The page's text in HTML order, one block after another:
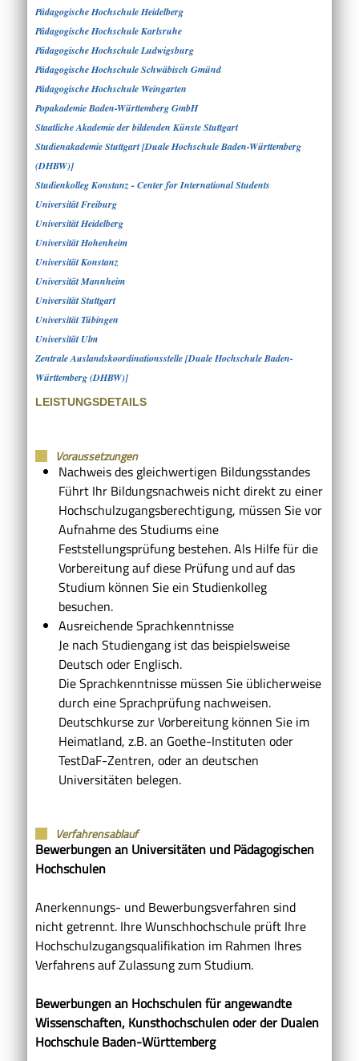
Pädagogische Hochschule Heidelberg
Pädagogische Hochschule Karlsruhe
Pädagogische Hochschule Ludwigsburg
Pädagogische Hochschule Schwäbisch Gmünd
Pädagogische Hochschule Weingarten
Popakademie Baden-Württemberg GmbH
Staatliche Akademie der bildenden Künste Stuttgart
Studienakademie Stuttgart [Duale Hochschule Baden-Württemberg
(DHBW)]
Studienkolleg Konstanz - Center for International Students
Universität Freiburg
Universität Heidelberg
Universität Hohenheim
Universität Konstanz
Universität Mannheim
Universität Stuttgart
Universität Tübingen
Universität Ulm
Zentrale Auslandskoordinationsstelle [Duale Hochschule Baden-
Württemberg (DHBW)]
LEISTUNGSDETAILS
Voraussetzungen
Nachweis des gleichwertigen Bildungsstandes
Führt Ihr Bildungsnachweis nicht direkt zu einer
Hochschulzugangsberechtigung, müssen Sie vor
Aufnahme des Studiums eine
Feststellungsprüfung bestehen. Als Hilfe für die
Vorbereitung auf diese Prüfung und auf das
Studium können Sie ein Studienkolleg
besuchen.
Ausreichende Sprachkenntnisse
Je nach Studiengang ist das beispielsweise
Deutsch oder Englisch.
Die Sprachkenntnisse müssen Sie üblicherweise
durch eine Sprachprüfung nachweisen.
Deutschkurse zur Vorbereitung können Sie im
Heimatland, z.B. an Goethe-Instituten oder
TestDaF-Zentren, oder an deutschen
Universitäten belegen.
Verfahrensablauf
Bewerbungen an Universitäten und Pädagogischen
Hochschulen
Anerkennungs- und Bewerbungsverfahren sind
nicht getrennt. Ihre Wunschhochschule prüft Ihre
Hochschulzugangsqualifikation im Rahmen Ihres
Verfahrens auf Zulassung zum Studium.
Bewerbungen an Hochschulen für angewandte
Wissenschaften, Kunsthochschulen oder der Dualen
Hochschule Baden-Württemberg